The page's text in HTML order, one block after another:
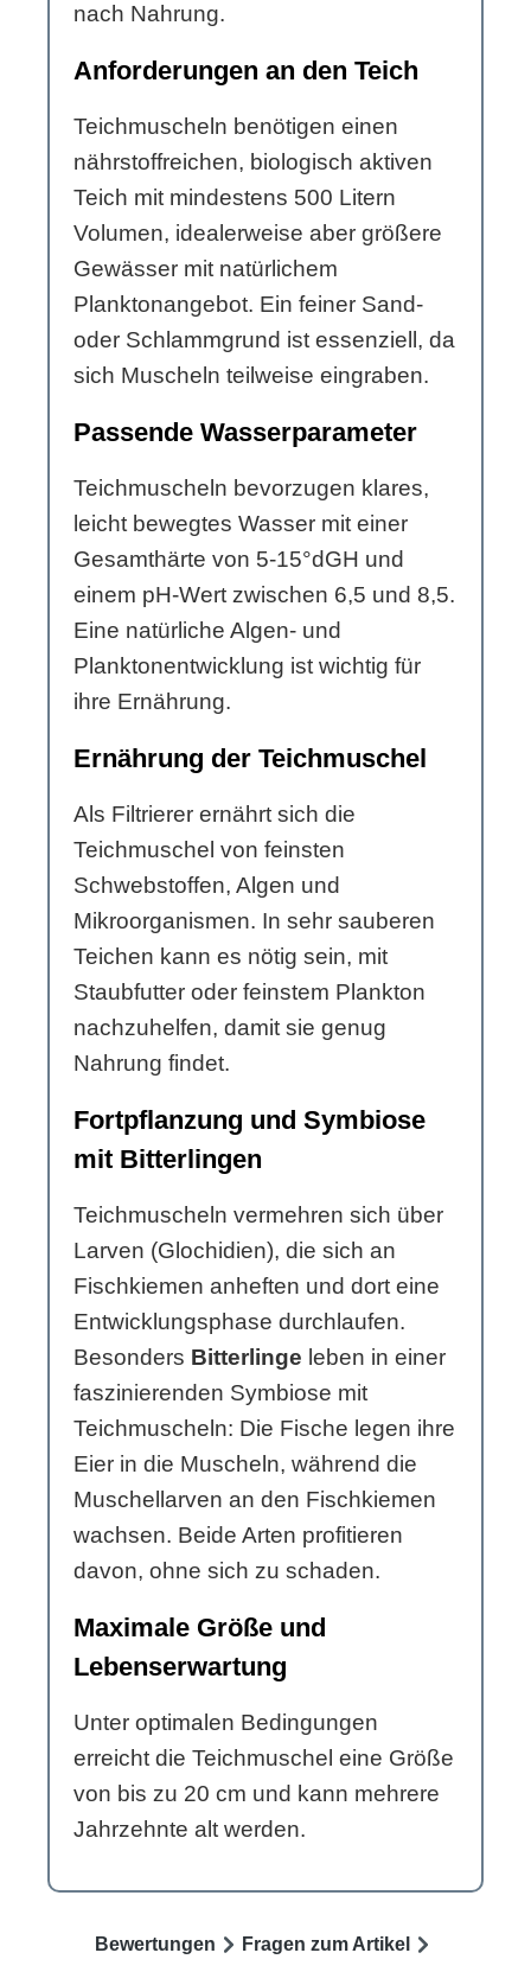
nach Nahrung.
Anforderungen an den Teich
Teichmuscheln benötigen einen
nährstoffreichen, biologisch aktiven
Teich mit mindestens 500 Litern
Volumen, idealerweise aber größere
Gewässer mit natürlichem
Planktonangebot. Ein feiner Sand-
oder Schlammgrund ist essenziell, da
sich Muscheln teilweise eingraben.
Passende Wasserparameter
Teichmuscheln bevorzugen klares,
leicht bewegtes Wasser mit einer
Gesamthärte von 5-15°dGH und
einem pH-Wert zwischen 6,5 und 8,5.
Eine natürliche Algen- und
Planktonentwicklung ist wichtig für
ihre Ernährung.
Ernährung der Teichmuschel
Als Filtrierer ernährt sich die
Teichmuschel von feinsten
Schwebstoffen, Algen und
Mikroorganismen. In sehr sauberen
Teichen kann es nötig sein, mit
Staubfutter oder feinstem Plankton
nachzuhelfen, damit sie genug
Nahrung findet.
Fortpflanzung und Symbiose
mit Bitterlingen
Teichmuscheln vermehren sich über
Larven (Glochidien), die sich an
Fischkiemen anheften und dort eine
Entwicklungsphase durchlaufen.
Besonders Bitterlinge leben in einer
faszinierenden Symbiose mit
Teichmuscheln: Die Fische legen ihre
Eier in die Muscheln, während die
Muschellarven an den Fischkiemen
wachsen. Beide Arten profitieren
davon, ohne sich zu schaden.
Maximale Größe und
Lebenserwartung
Unter optimalen Bedingungen
erreicht die Teichmuschel eine Größe
von bis zu 20 cm und kann mehrere
Jahrzehnte alt werden.
Bewertungen Fragen zum Artikel